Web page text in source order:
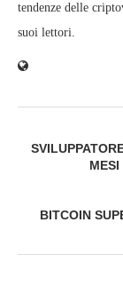
tendenze delle
suoi lettori.
BITCOIN